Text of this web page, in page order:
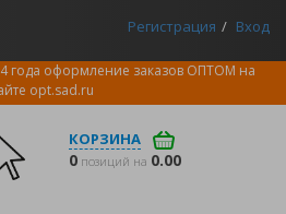
Регистрация Вход
года оформление заказов ОПТОМ на
opt.sad.ru
КОРЗИНА
0 позиций на 0.00